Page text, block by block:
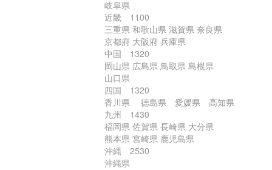
岐阜県
近畿 1100
三重県 和歌山県 滋賀県 奈良県
京都府 大阪府 兵庫県
中国 1320
岡山県 広島県 鳥取県 島根県
山口県
四国 1320
香川県 徳島県 愛媛県 高知県
九州 1430
福岡県 佐賀県 長崎県 大分県
熊本県 宮崎県 鹿児島県
沖縄 2530
沖縄県